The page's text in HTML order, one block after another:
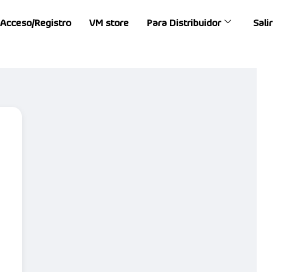
Acceso/Registro VM store Para Distribuidor Salir